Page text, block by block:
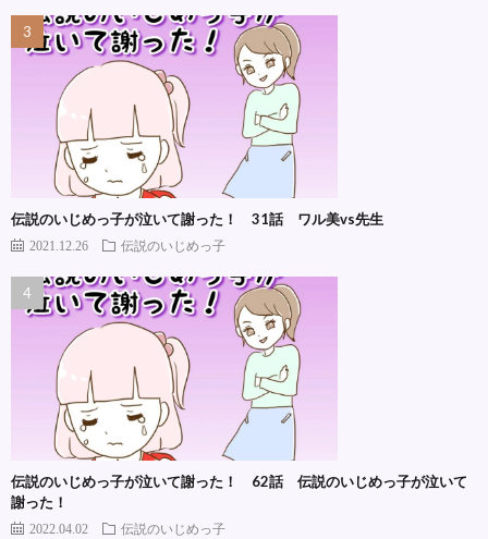
伝説のいじめっ子が泣いて謝った！ 31話 ワル美vs先生
2021.12.26 伝説のいじめっ子
伝説のいじめっ子が泣いて謝った！ 62話 伝説のいじめっ子が泣いて
謝った！
2022.04.02 伝説のいじめっ子